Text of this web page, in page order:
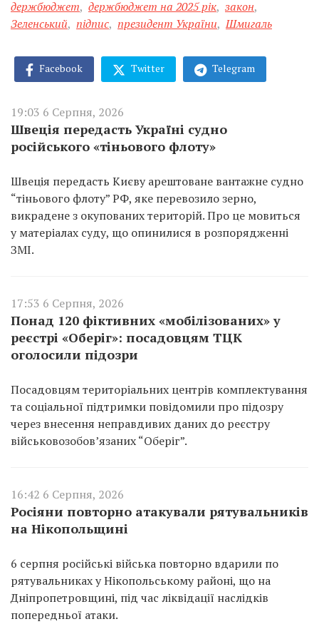
держбюджет, держбюджет на 2025 рік, закон,
Зеленський, підпис, президент України, Шмигаль
Facebook Twitter Telegram
19:03 6 Серпня, 2026
Швеція передасть Україні судно
російського «тіньового флоту»
Швеція передасть Києву арештоване вантажне судно
“тіньового флоту” РФ, яке перевозило зерно,
викрадене з окупованих територій. Про це мовиться
у матеріалах суду, що опинилися в розпорядженні
ЗМІ.
17:53 6 Серпня, 2026
Понад 120 фіктивних «мобілізованих» у
реєстрі «Оберіг»: посадовцям ТЦК
оголосили підозри
Посадовцям територіальних центрів комплектування
та соціальної підтримки повідомили про підозру
через внесення неправдивих даних до реєстру
військовозобов’язаних “Оберіг”.
16:42 6 Серпня, 2026
Росіяни повторно атакували рятувальників
на Нікопольщині
6 серпня російські війська повторно вдарили по
рятувальниках у Нікопольському районі, що на
Дніпропетровщині, під час ліквідації наслідків
попередньої атаки.